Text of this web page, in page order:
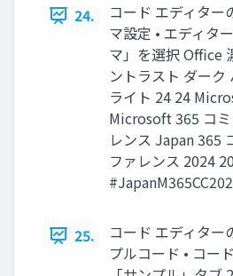
24.
コード エディタ
マ設定 • エディタ
マ」を選択 Office
ントラスト ダーク
ライト 24 24
Microsoft 365 コ
レンス Japan 365
ファレンス 2024
25.
コード エディタ
プルコード • コー